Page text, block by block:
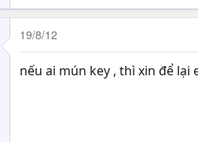
19/8/12
nếu ai mún key , thì xin để lại